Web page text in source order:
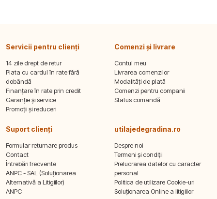
Servicii pentru clienți
14 zile drept de retur
Plata cu cardul în rate fără
dobândă
Finanțare în rate prin credit
Garanție și service
Promoții și reduceri
Comenzi și livrare
Contul meu
Livrarea comenzilor
Modalități de plată
Comenzi pentru companii
Status comandă
Suport clienți
Formular returnare produs
Contact
Întrebări frecvente
ANPC - SAL (Soluționarea
Alternativă a Litigiilor)
ANPC
utilajedegradina.ro
Despre noi
Termeni și condiții
Prelucrarea datelor cu caracter
personal
Politica de utilizare Cookie-uri
Soluționarea Online a litigiilor